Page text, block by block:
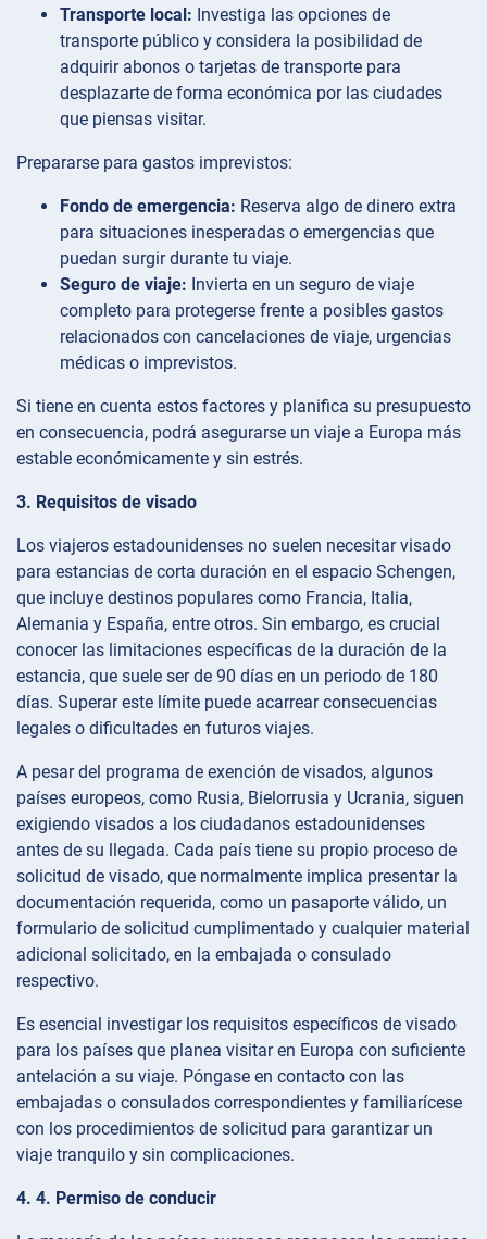
Transporte local: Investiga las opciones de
transporte público y considera la posibilidad de
adquirir abonos o tarjetas de transporte para
desplazarte de forma económica por las ciudades
que piensas visitar.
Prepararse para gastos imprevistos:
Fondo de emergencia: Reserva algo de dinero extra
para situaciones inesperadas o emergencias que
puedan surgir durante tu viaje.
Seguro de viaje: Invierta en un seguro de viaje
completo para protegerse frente a posibles gastos
relacionados con cancelaciones de viaje, urgencias
médicas o imprevistos.
Si tiene en cuenta estos factores y planifica su presupuesto
en consecuencia, podrá asegurarse un viaje a Europa más
estable económicamente y sin estrés.
3. Requisitos de visado
Los viajeros estadounidenses no suelen necesitar visado
para estancias de corta duración en el espacio Schengen,
que incluye destinos populares como Francia, Italia,
Alemania y España, entre otros. Sin embargo, es crucial
conocer las limitaciones específicas de la duración de la
estancia, que suele ser de 90 días en un periodo de 180
días. Superar este límite puede acarrear consecuencias
legales o dificultades en futuros viajes.
A pesar del programa de exención de visados, algunos
países europeos, como Rusia, Bielorrusia y Ucrania, siguen
exigiendo visados a los ciudadanos estadounidenses
antes de su llegada. Cada país tiene su propio proceso de
solicitud de visado, que normalmente implica presentar la
documentación requerida, como un pasaporte válido, un
formulario de solicitud cumplimentado y cualquier material
adicional solicitado, en la embajada o consulado
respectivo.
Es esencial investigar los requisitos específicos de visado
para los países que planea visitar en Europa con suficiente
antelación a su viaje. Póngase en contacto con las
embajadas o consulados correspondientes y familiarícese
con los procedimientos de solicitud para garantizar un
viaje tranquilo y sin complicaciones.
4. 4. Permiso de conducir